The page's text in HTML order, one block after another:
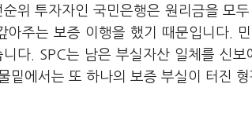
순위 투자자인 국민은행은 원리금을 모
아주는 보증 이행을 했기 때문입니다.
니다. SPC는 남은 부실자산 일체를 신
밑에서는 또 하나의 보증 부실이 터진 형